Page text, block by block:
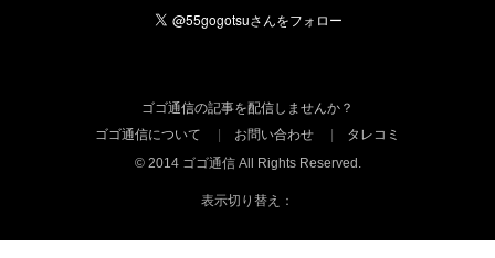
ゴゴ通信の記事を配信しませんか？
ゴゴ通信について
お問い合わせ
タレコミ
© 2014 ゴゴ通信 All Rights Reserved.
表示切り替え：